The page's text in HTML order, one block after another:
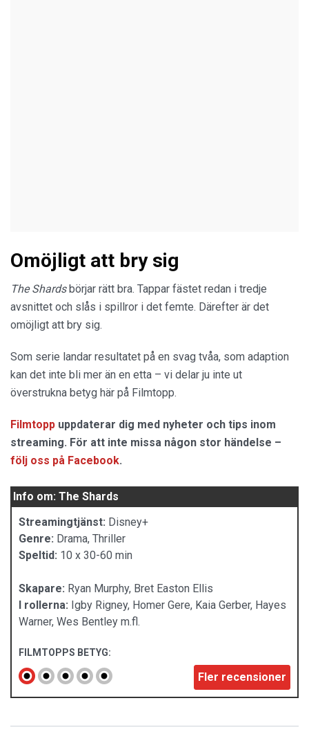
Omöjligt att bry sig
The Shards börjar rätt bra. Tappar fästet redan i tredje
avsnittet och slås i spillror i det femte. Därefter är det
omöjligt att bry sig.
Som serie landar resultatet på en svag tvåa, som adaption
kan det inte bli mer än en etta – vi delar ju inte ut
överstrukna betyg här på Filmtopp.
Filmtopp uppdaterar dig med nyheter och tips inom
streaming. För att inte missa någon stor händelse –
följ oss på Facebook.
Info om: The Shards
Streamingtjänst: Disney+
Genre: Drama, Thriller
Speltid: 10 x 30-60 min
Skapare: Ryan Murphy, Bret Easton Ellis
I rollerna: Igby Rigney, Homer Gere, Kaia Gerber, Hayes
Warner, Wes Bentley m.fl.
FILMTOPPS BETYG:
Fler recensioner